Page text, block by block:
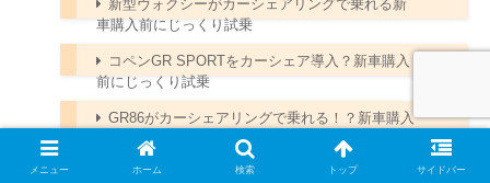
新型ヴォクシーがカーシェアリングで乗れる新
車購入前にじっくり試乗
コペンGR SPORTをカーシェア導入？新車購入
前にじっくり試乗
GR86がカーシェアリングで乗れる！？新車購入
前にじっくり試乗！
レクサスUXをカーシェアリングで乗る！購入前
メニュー ホーム 検索 トップ サイドバー